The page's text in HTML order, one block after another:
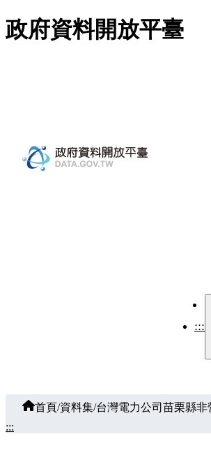
跳至主要內容
政府資料開放平臺
:::
首頁/資料集/台灣電力公司苗栗縣
:::